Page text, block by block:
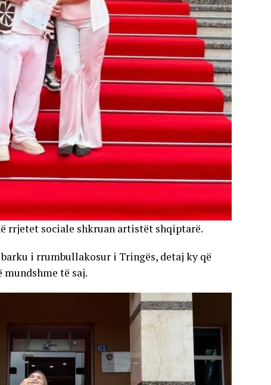
rrjetet sociale shkruan artistët shqiptarë.
barku i rrumbullakosur i Tringës, detaj ky që
të saj.